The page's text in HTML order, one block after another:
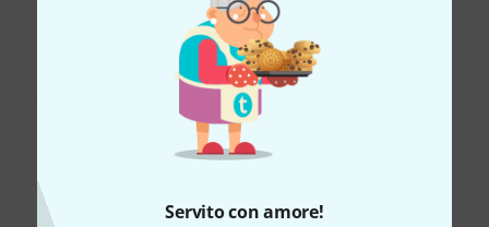
Servito con amore!
Condividi Aiuto e Commenti